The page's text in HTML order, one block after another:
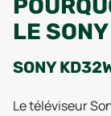
LE
SONY
Le téléviseur